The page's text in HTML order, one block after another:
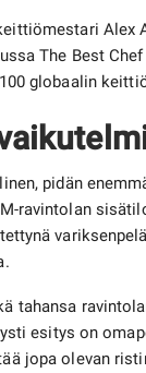
Alex
The Best
globaalin
pidän
ravintolan
tahansa
esitys on
jopa olevan